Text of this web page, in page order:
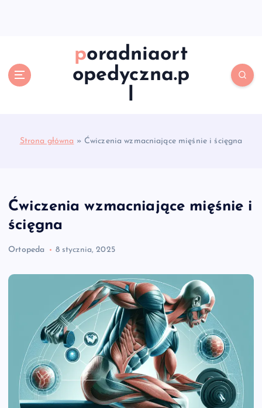
poradniaort
opedyczna.p
l
Strona główna » Ćwiczenia wzmacniające mięśnie i ścięgna
Ćwiczenia wzmacniające mięśnie i
ścięgna
Ortopeda 8 stycznia, 2025